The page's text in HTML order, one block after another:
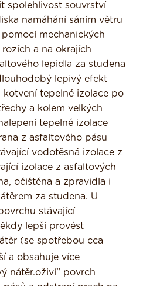
spolehlivost souvrství
namáhání sáním větru
mechanických
a na okrajích
lepidla za studena
lepivý efekt
tepelné izolace po
a kolem velkých
tepelné izolace
z asfaltového pásu
vodo­těsná izolace z
izolace z asfaltových
očištěna a zpravidla i
za studena. U
stávající
lepší provést
(se spotřebou cca
a obsahuje více
nátěr.oživí" povrch